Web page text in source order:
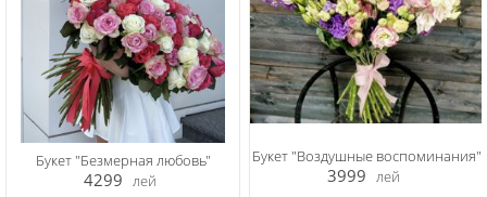
Букет "Безмерная любовь"
4299 лей
Букет "Воздушные воспоминания"
3999 лей